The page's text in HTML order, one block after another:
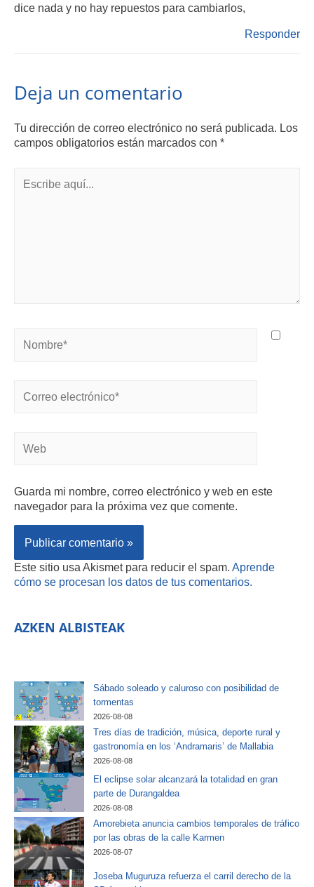
dice nada y no hay repuestos para cambiarlos,
Responder
Deja un comentario
Tu dirección de correo electrónico no será publicada. Los
campos obligatorios están marcados con *
Guarda mi nombre, correo electrónico y web en este
navegador para la próxima vez que comente.
Este sitio usa Akismet para reducir el spam. Aprende
cómo se procesan los datos de tus comentarios.
AZKEN ALBISTEAK
Sábado soleado y caluroso con posibilidad de
tormentas
2026-08-08
Tres días de tradición, música, deporte rural y
gastronomía en los ‘Andramaris’ de Mallabia
2026-08-08
El eclipse solar alcanzará la totalidad en gran
parte de Durangaldea
2026-08-08
Amorebieta anuncia cambios temporales de tráfico
por las obras de la calle Karmen
2026-08-07
Joseba Muguruza refuerza el carril derecho de la